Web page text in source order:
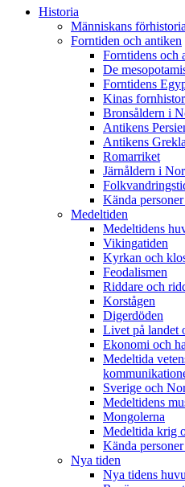
Historia
Människans
Forntiden och antiken
Forntidens och
De
Forntidens
Kinas
Bronsåldern i
Antikens
Antikens
Romarriket
Järnåldern i
Kända
Medeltiden
Medeltidens
Vikingatiden
Kyrkan och
Feodalismen
Riddare och
Korstågen
Digerdöden
Livet på landet
Ekonomi och
Medeltida
Sverige och
Medeltidens
Mongolerna
Medeltida krig
Kända
Nya tiden
Nya tidens